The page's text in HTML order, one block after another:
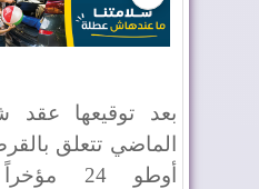
بعد توقيعها
الماضي تتعلق
أوطو 24